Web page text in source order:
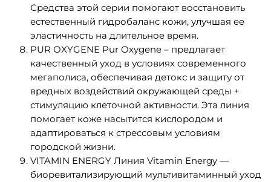
Средства этой серии помогают восстановить
естественный гидробаланс кожи, улучшая ее
эластичность на длительное время.
PUR OXYGENE Pur Oxygene – предлагает
качественный уход в условиях современного
мегаполиса, обеспечивая детокс и защиту от
вредных воздействий окружающей среды +
стимуляцию клеточной активности. Эта линия
помогает коже насытится кислородом и
адаптироваться к стрессовым условиям
городской жизни.
VITAMIN ENERGY Линия Vitamin Energy —
биоревитализирующий мультивитаминный уход